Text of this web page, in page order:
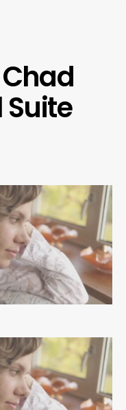
Suite